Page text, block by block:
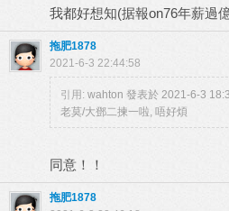
我都好想知(据報on76年薪
拖肥1878
2021-6-3 22:44:58
引用: wahton 發表於 2021-6-3
老莫/大鄧二揀一啦, 唔好煩
同意！！
拖肥1878